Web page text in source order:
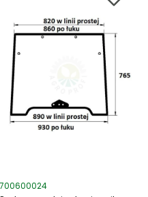
Kod produktu
700600024